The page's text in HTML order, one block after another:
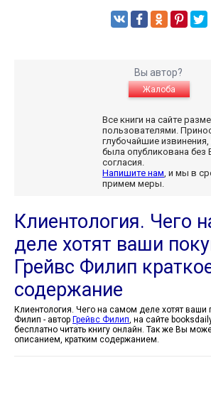
Вы автор?
Жалоба
Все книги на сайте
пользователями.
глубочайшие
была опубликована без
согласия.
Напишите нам , и мы в
примем меры.
Клиентология. Чего
деле хотят ваши
Грейвс Филип
содержание
Клиентология. Чего на самом деле хотят ваши
Филип - автор Грейвс Филип, на сайте
бесплатно читать книгу онлайн. Так же Вы
описанием, кратким содержанием.